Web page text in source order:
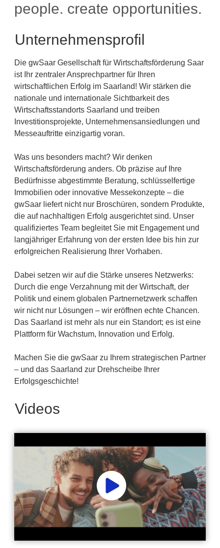
people. create opportunities.
Unternehmensprofil
Die gwSaar Gesellschaft für Wirtschaftsförderung Saar
ist Ihr zentraler Ansprechpartner für Ihren
wirtschaftlichen Erfolg im Saarland! Wir stärken die
nationale und internationale Sichtbarkeit des
Wirtschaftsstandorts Saarland und treiben
Investitionsprojekte, Unternehmensansiedlungen und
Messeauftritte einzigartig voran.
Was uns besonders macht? Wir denken
Wirtschaftsförderung anders. Ob präzise auf Ihre
Bedürfnisse abgestimmte Beratung, schlüsselfertige
Immobilien oder innovative Messekonzepte – die
gwSaar liefert nicht nur Broschüren, sondern Produkte,
die auf nachhaltigen Erfolg ausgerichtet sind. Unser
qualifiziertes Team begleitet Sie mit Engagement und
langjähriger Erfahrung von der ersten Idee bis hin zur
erfolgreichen Realisierung Ihrer Vorhaben.
Dabei setzen wir auf die Stärke unseres Netzwerks:
Durch die enge Verzahnung mit der Wirtschaft, der
Politik und einem globalen Partnernetzwerk schaffen
wir nicht nur Lösungen – wir eröffnen echte Chancen.
Das Saarland ist mehr als nur ein Standort; es ist eine
Plattform für Wachstum, Innovation und Erfolg.
Machen Sie die gwSaar zu Ihrem strategischen Partner
– und das Saarland zur Drehscheibe Ihrer
Erfolgsgeschichte!
Videos